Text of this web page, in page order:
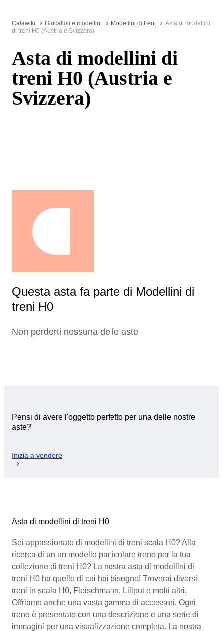
Catawiki Giocattoli e modellini Modellini di treni
Asta di modellini
di treni H0 (Austria e Svizzera)
Asta di modellini di
treni H0 (Austria e
Svizzera)
Questa asta fa parte di Modellini di
treni H0
Non perderti nessuna delle aste
Pensi di avere l'oggetto perfetto per una delle nostre
aste?
Inizia a vendere
Asta di modellini di treni H0
Sei appassionato di modellini di treni scala H0? Alla
ricerca di un un modello particolare treno per la tua
collezione di treni H0? La nostra asta di modellini di
treni H0 ha quello di cui hai bisogno! Troverai diversi
treni in scala H0, Fleischmann, Liliput e molti altri.
Offriamo anche una vasta gamma di accessori. Ogni
treno è presentato con una descrizione e una serie di
immagini per una visualizzazione completa. La nostra